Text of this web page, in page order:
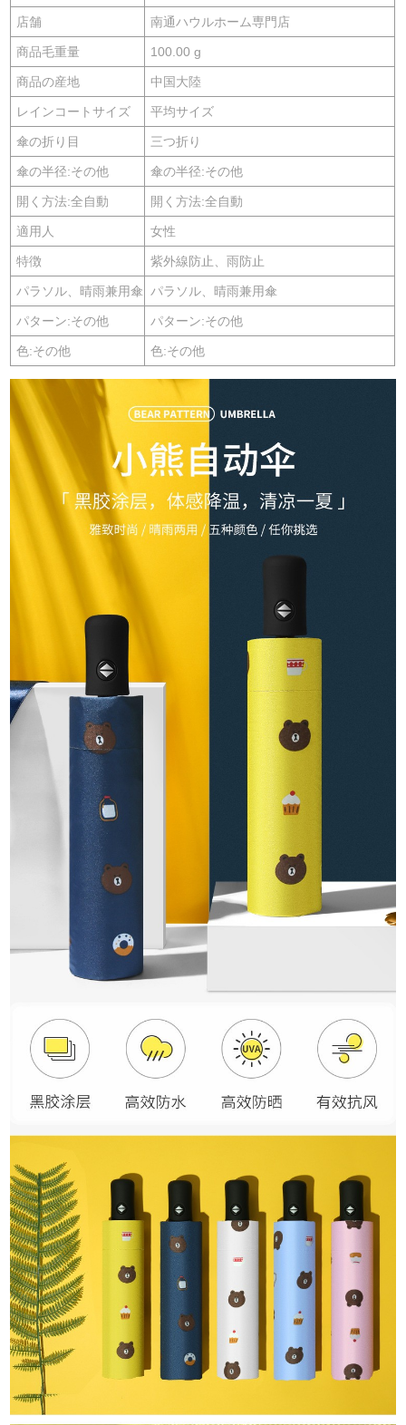
店舗 南通ハウルホーム専門店
商品毛重量 100.00 g
商品の産地 中国大陸
レインコートサイズ 平均サイズ
傘の折り目 三つ折り
傘の半径:その他 傘の半径:その他
開く方法:全自動 開く方法:全自動
適用人 女性
特徴 紫外線防止、雨防止
パラソル、晴雨兼用傘 パラソル、晴雨兼用傘
パターン:その他 パターン:その他
色:その他 色:その他